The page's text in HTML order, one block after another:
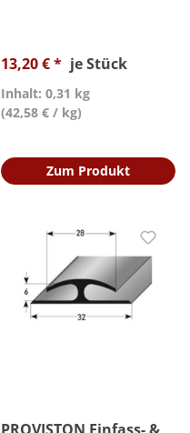
13,20 € * je Stück
Inhalt: 0,31 kg
(42,58 € / kg)
Zum Produkt